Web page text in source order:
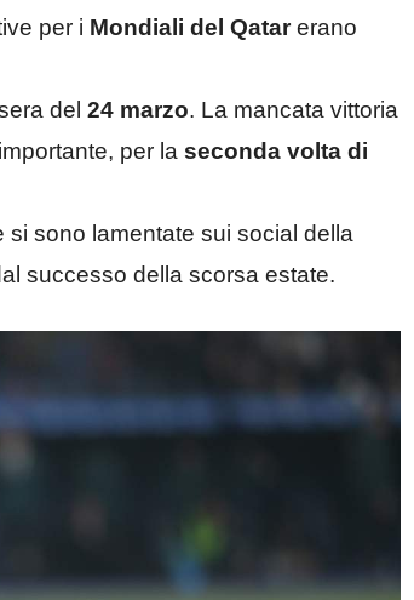
per i Mondiali del Qatarerano
del 24 marzo. La mancata vittoria
per la seconda volta di
sono lamentate sui social della
successo della scorsa estate.